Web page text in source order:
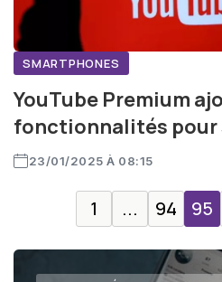
SMARTPHONES
YouTube Premium
fonctionnalités pour
23/01/2025 À 08:15
1 ... 94 95